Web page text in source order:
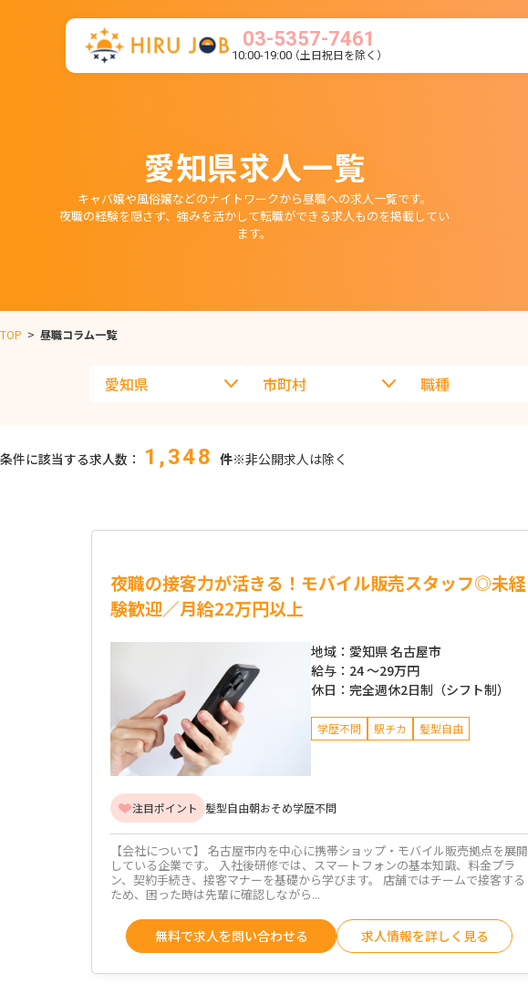
03-5357-7461
10:00-19:00（土日祝日を除く）
愛知県求人一覧
キャバ嬢や風俗嬢などのナイトワークから昼職への求人一覧です。
夜職の経験を隠さず、強みを活かして転職ができる求人ものを掲載してい
ます。
TOP > 昼職コラム一覧
条件に該当する求人数： 1,348件※非公開求人は除く
夜職の接客力が活きる！モバイル販売スタッフ◎未経
験歓迎／月給22万円以上
地域： 愛知県 名古屋市
給与： 24 ～29万円
休日： 完全週休2日制（シフト制）
学歴不問 駅チカ 髪型自由
注目ポイント 髪型自由朝おそめ学歴不問
【会社について】 名古屋市内を中心に携帯ショップ・モバイル販売拠点を展開
している企業です。 入社後研修では、スマートフォンの基本知識、料金プラ
ン、契約手続き、接客マナーを基礎から学びます。 店舗ではチームで接客する
ため、困った時は先輩に確認しながら...
無料で求人を問い合わせる 求人情報を詳しく見る